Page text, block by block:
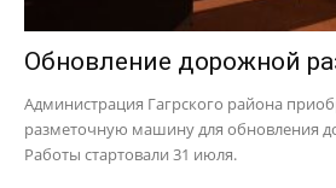
Обновление дорожной
Администрация Гагрского района
разметочную машину для обновления
Работы стартовали 31 июля.